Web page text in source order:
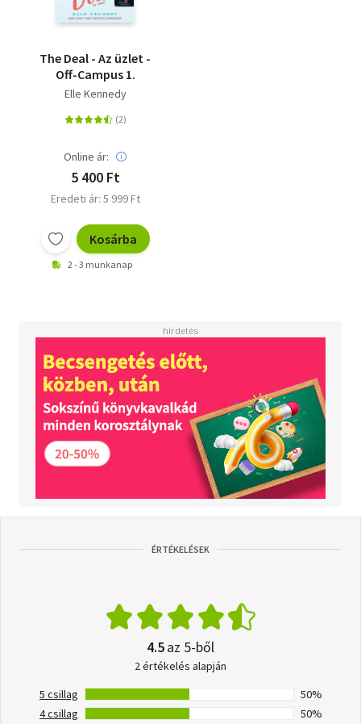
The Deal - Az üzlet -
Off-Campus 1.
Elle Kennedy
Online ár:
5 400 Ft
Eredeti ár: 5 999 Ft
Kosárba
2 - 3 munkanap
ÉRTÉKELÉSEK
4.5az 5-ből
2 értékelés alapján
5 csillag
50%
4 csillag
50%